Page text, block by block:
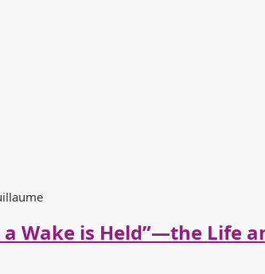
a Wake is Held”—the Life